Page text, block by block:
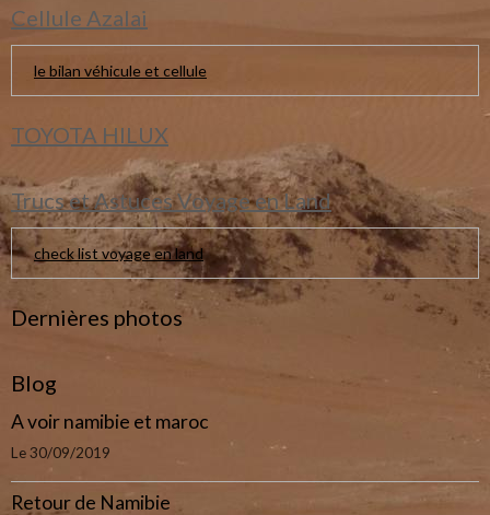
Cellule Azalai
le bilan véhicule et cellule
TOYOTA HILUX
Trucs et Astuces Voyage en Land
check list voyage en land
Dernières photos
Blog
A voir namibie et maroc
Le 30/09/2019
Retour de Namibie